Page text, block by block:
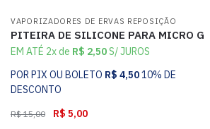
VAPORIZADORES DE ERVAS REPOSIÇÃO
PITEIRA DE SILICONE PARA MICRO G
EM ATÉ 2x de R$ 2,50S/ JUROS
POR PIX OU BOLETO R$ 4,5010% DE
DESCONTO
R$15,00 R$ 5,00